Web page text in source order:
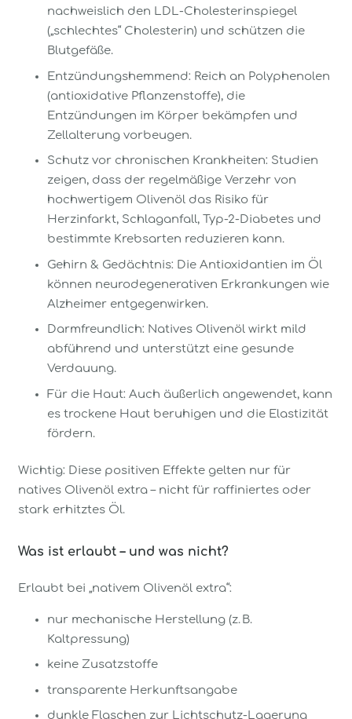
nachweislich den LDL-Cholesterinspiegel
(„schlechtes“ Cholesterin) und schützen die
Blutgefäße.
Entzündungshemmend: Reich an Polyphenolen
(antioxidative Pflanzenstoffe), die
Entzündungen im Körper bekämpfen und
Zellalterung vorbeugen.
Schutz vor chronischen Krankheiten: Studien
zeigen, dass der regelmäßige Verzehr von
hochwertigem Olivenöl das Risiko für
Herzinfarkt, Schlaganfall, Typ-2-Diabetes und
bestimmte Krebsarten reduzieren kann.
Gehirn & Gedächtnis: Die Antioxidantien im Öl
können neurodegenerativen Erkrankungen wie
Alzheimer entgegenwirken.
Darmfreundlich: Natives Olivenöl wirkt mild
abführend und unterstützt eine gesunde
Verdauung.
Für die Haut: Auch äußerlich angewendet, kann
es trockene Haut beruhigen und die Elastizität
fördern.
Wichtig: Diese positiven Effekte gelten nur für
natives Olivenöl extra – nicht für raffiniertes oder
stark erhitztes Öl.
Was ist erlaubt – und was nicht?
Erlaubt bei „nativem Olivenöl extra“:
nur mechanische Herstellung (z. B.
Kaltpressung)
keine Zusatzstoffe
transparente Herkunftsangabe
dunkle Flaschen zur Lichtschutz-Lagerung